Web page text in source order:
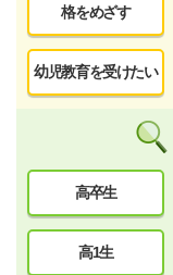
格をめざす
幼児教育を受けたい
高卒生
高1生